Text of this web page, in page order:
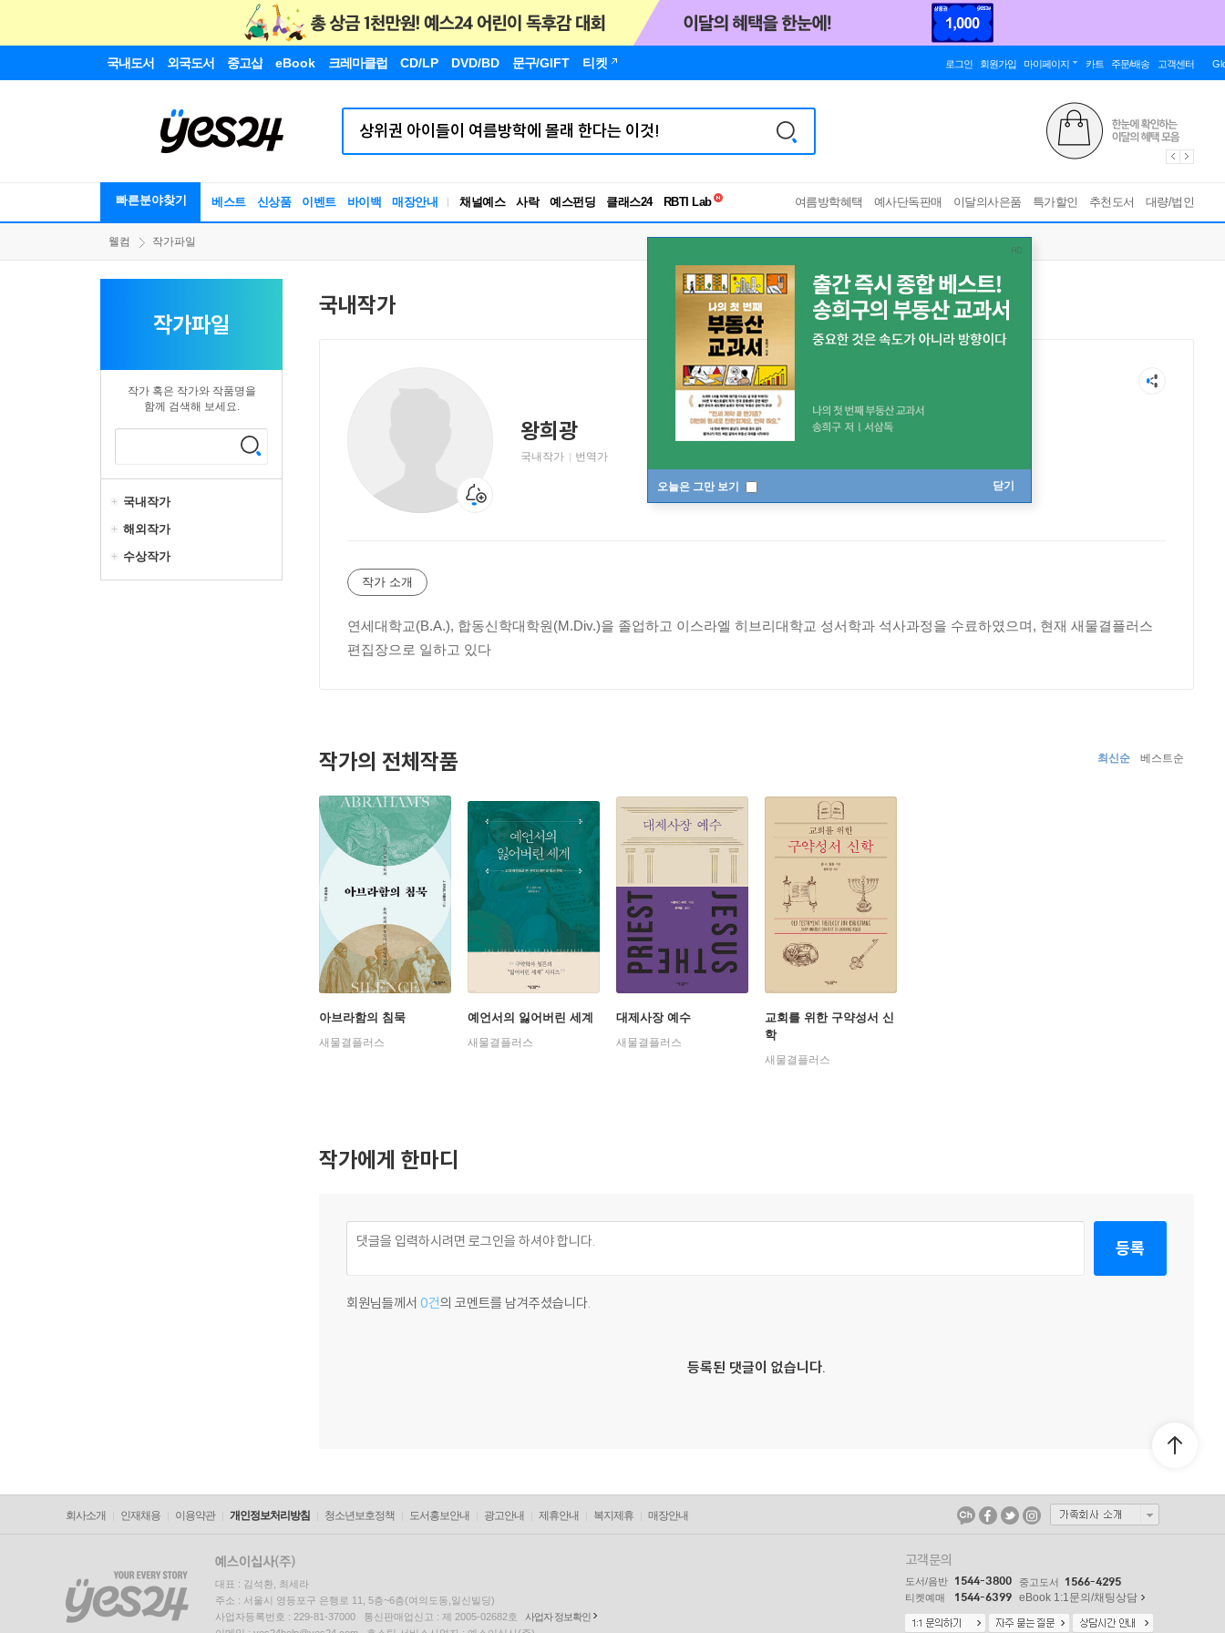
국내도서 외국도서 중고샵 eBook 크레마클럽 CD/LP DVD/BD 문구/GIFT 티켓 로그인 회원가입 마이페이지 카트 주문/배송 고객센터
빠른분야찾기 베스트 신상품 이벤트 바이백 매장안내 채널예스 사락 예스펀딩 클래스24
RBTI Lab
독서유형검사
여름방학혜택 예사단독판매 이달의사은품 특가할인 추천도서 대량/법인
오늘은 그만 보기 닫기
웰컴 작가파일
작가파일
작가 혹은 작가와 작품명을
함께 검색해 보세요.
국내작가
해외작가
수상작가
국내작가
왕희광
국내작가 번역가
작가 소개
연세대학교(B.A.), 합동신학대학원(M.Div.)을 졸업하고 이스라엘 히브리대학교 성서학과 석사과정을 수료하였으며, 현재 새물결플러스
편집장으로 일하고 있다
작가의 전체작품 최신순 베스트순
아브라함의 침묵
새물결플러스
예언서의 잃어버린 세계
새물결플러스
대제사장 예수
새물결플러스
교회를 위한 구약성서 신
학
새물결플러스
작가에게 한마디
등록
회원님들께서 0건의 코멘트를 남겨주셨습니다.
등록된 댓글이 없습니다.
회사소개 인재채용 이용약관 개인정보처리방침 청소년보호정책 도서홍보안내 광고안내 제휴안내 복지제휴 매장안내
대표 : 김석환, 최세라
주소 : 서울시 영등포구 은행로 11, 5층~6층(여의도동,일신빌딩)
사업자등록번호 : 229-81-37000 통신판매업신고 : 제 2005-02682호
사업자 정보확인
고객문의
도서/음반 1544-3800 중고도서 1566-4295
티켓예매 1544-6399 eBook 1:1문의/채팅상담